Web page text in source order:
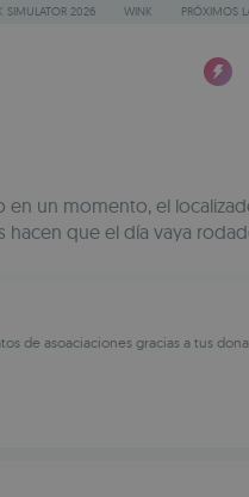
SIMULATOR 2026 WINK PRÓXIMOS
en un momento, el
hacen que el día vaya
de asoaciaciones gracias a tus